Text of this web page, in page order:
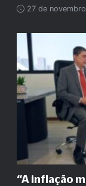
27 de
“A inflação